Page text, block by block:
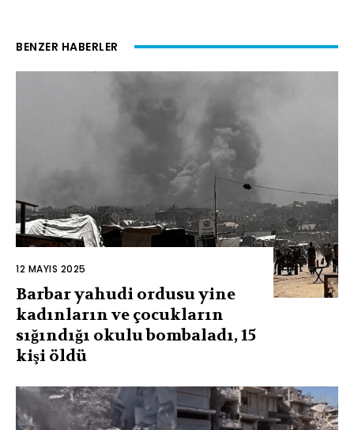
BENZER HABERLER
12 MAYIS 2025
Barbar yahudi ordusu yine
kadınların ve çocukların
sığındığı okulu bombaladı, 15
kişi öldü